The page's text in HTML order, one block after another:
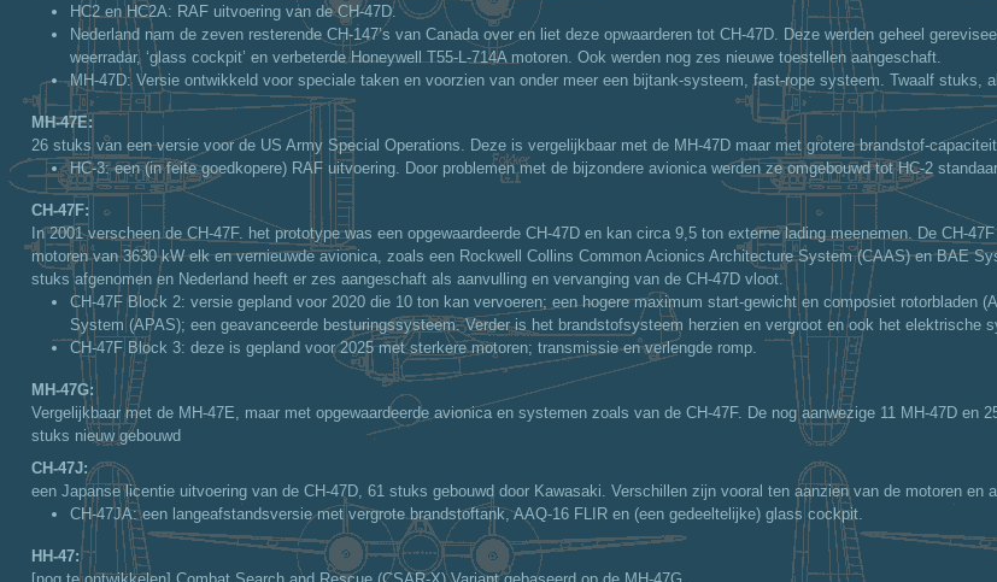
HC2 en HC2A: RAF uitvoering van de CH-47D.
Nederland nam de zeven resterende CH-147’s van Canada over en liet deze opwaarderen tot CH-47D. Deze werden geheel
weerradar, ‘glass cockpit’ en verbeterde Honeywell T55-L-714A motoren. Ook werden nog zes nieuwe toestellen aangeschaft.
MH-47D: Versie ontwikkeld voor speciale taken en voorzien van onder meer een bijtank-systeem, fast-rope systeem. Twaalf stuks,
MH-47E:
26 stuks van een versie voor de US Army Special Operations. Deze is vergelijkbaar met de MH-47D maar met grotere brandstof-
HC-3: een (in feite goedkopere) RAF uitvoering. Door problemen met de bijzondere avionica werden ze omgebouwd tot HC-2
CH-47F:
In 2001 verscheen de CH-47F. het prototype was een opgewaardeerde CH-47D en kan circa 9,5 ton externe lading meenemen. De CH-
motoren van 3630 kW elk en vernieuwde avionica, zoals een Rockwell Collins Common Acionics Architecture System (CAAS) en BAE
stuks afgenomen en Nederland heeft er zes aangeschaft als aanvulling en vervanging van de CH-47D vloot.
CH-47F Block 2: versie gepland voor 2020 die 10 ton kan vervoeren; een hogere maximum start-gewicht en composiet rotorbladen
System (APAS); een geavanceerde besturingssysteem. Verder is het brandstofsysteem herzien en vergroot en ook het elektrische
CH-47F Block 3: deze is gepland voor 2025 met sterkere motoren; transmissie en verlengde romp.
MH-47G:
Vergelijkbaar met de MH-47E, maar met opgewaardeerde avionica en systemen zoals van de CH-47F. De nog aanwezige 11 MH-47D en
stuks nieuw gebouwd
CH-47J:
een Japanse licentie uitvoering van de CH-47D, 61 stuks gebouwd door Kawasaki. Verschillen zijn vooral ten aanzien van de motoren en
CH-47JA: een langeafstandsversie met vergrote brandstoftank, AAQ-16 FLIR en (een gedeeltelijke) glass cockpit.
HH-47:
[nog te ontwikkelen] Combat Search and Rescue (CSAR-X) Variant gebaseerd op de MH-47G.